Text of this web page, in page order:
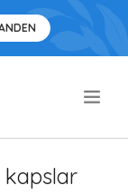
kapslar